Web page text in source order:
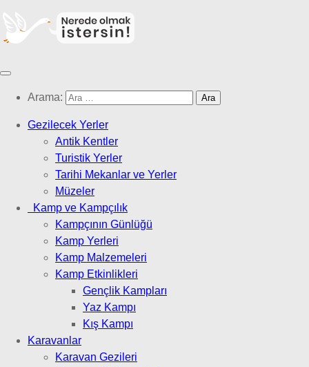
Arama:
Gezilecek Yerler
Antik Kentler
Turistik Yerler
Tarihi Mekanlar ve Yerler
Müzeler
Kamp ve Kampçılık
Kampçının Günlüğü
Kamp Yerleri
Kamp Malzemeleri
Kamp Etkinlikleri
Gençlik Kampları
Yaz Kampı
Kış Kampı
Karavanlar
Karavan Gezileri